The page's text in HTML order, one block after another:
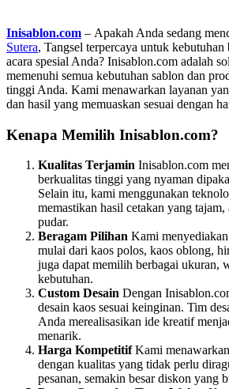
Inisablon.com – Apakah Anda sedang
Sutera, Tangsel terpercaya untuk kebutuhan
acara spesial Anda? Inisablon.com adalah
memenuhi semua kebutuhan sablon dan
tinggi Anda. Kami menawarkan layanan
dan hasil yang memuaskan sesuai dengan
Kenapa Memilih Inisablon.com?
Kualitas Terjamin Inisablon.com
berkualitas tinggi yang nyaman
Selain itu, kami menggunakan
memastikan hasil cetakan yang
pudar.
Beragam Pilihan Kami
mulai dari kaos polos, kaos oblong,
juga dapat memilih berbagai ukuran,
kebutuhan.
Custom Desain Dengan
desain kaos sesuai keinginan. Tim
Anda merealisasikan ide kreatif
menarik.
Harga KompetitifKami
dengan kualitas yang tidak perlu
pesanan, semakin besar diskon yang